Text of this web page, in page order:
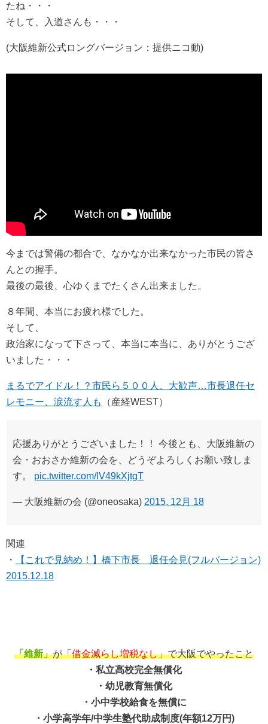
たね・・・
そして、入道さんも・・・
(大阪維新公式ロングバージョン：提供ニコ動)
今までは警備の都合で、なかなか出来なかった市民の皆さ
んとの握手。
最後の最後、心ゆくまでたくさん出来ました。
８年間、本当にお疲れ様でした。
そして、
政治家になって下さって、本当に本当に、ありがとうござ
いました・・・
まるでアイドル！？市民ら５００人、大歓声…市長退任セ
レモニー、涙流す人も
（産経WEST）
応援ありがとうございました！！ 今後とも、大阪維新の
会・おおさか維新の会を、どうぞよろしくお願い致しま
す。 pic.twitter.com/lV49kXjtgT
— 大阪維新の会 (@oneosaka) 2015, 12月 18
関連
・
【これで見納め！】橋下市長 退任会見(フルバージョン)
2015.12.18
「維新」が「借金減らし増税なし」で大阪でやったこと
・私立高校完全無償化
・幼児教育無償化
・小中学校給食を無償に
・小学高学年/中学生塾代助成制度(年額12万円)